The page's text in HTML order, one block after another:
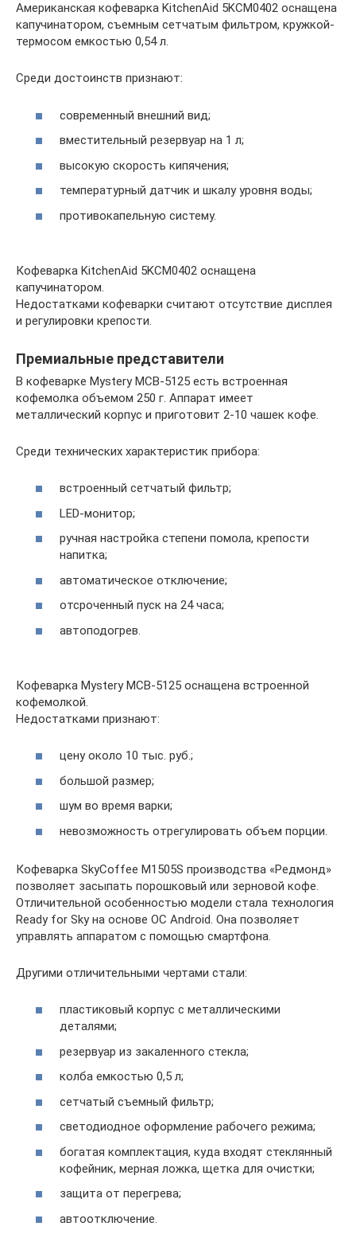
Американская кофеварка KitchenAid 5KCM0402 оснащена
капучинатором, съемным сетчатым фильтром, кружкой-
термосом емкостью 0,54 л.
Среди достоинств признают:
современный внешний вид;
вместительный резервуар на 1 л;
высокую скорость кипячения;
температурный датчик и шкалу уровня воды;
противокапельную систему.
Кофеварка KitchenAid 5KCM0402 оснащена
капучинатором.
Недостатками кофеварки считают отсутствие дисплея
и регулировки крепости.
Премиальные представители
В кофеварке Mystery MCB-5125 есть встроенная
кофемолка объемом 250 г. Аппарат имеет
металлический корпус и приготовит 2-10 чашек кофе.
Среди технических характеристик прибора:
встроенный сетчатый фильтр;
LED-монитор;
ручная настройка степени помола, крепости
напитка;
автоматическое отключение;
отсроченный пуск на 24 часа;
автоподогрев.
Кофеварка Mystery MCB-5125 оснащена встроенной
кофемолкой.
Недостатками признают:
цену около 10 тыс. руб.;
большой размер;
шум во время варки;
невозможность отрегулировать объем порции.
Кофеварка SkyCoffee M1505S производства «Редмонд»
позволяет засыпать порошковый или зерновой кофе.
Отличительной особенностью модели стала технология
Ready for Sky на основе ОС Android. Она позволяет
управлять аппаратом с помощью смартфона.
Другими отличительными чертами стали:
пластиковый корпус с металлическими
деталями;
резервуар из закаленного стекла;
колба емкостью 0,5 л;
сетчатый съемный фильтр;
светодиодное оформление рабочего режима;
богатая комплектация, куда входят стеклянный
кофейник, мерная ложка, щетка для очистки;
защита от перегрева;
автоотключение.